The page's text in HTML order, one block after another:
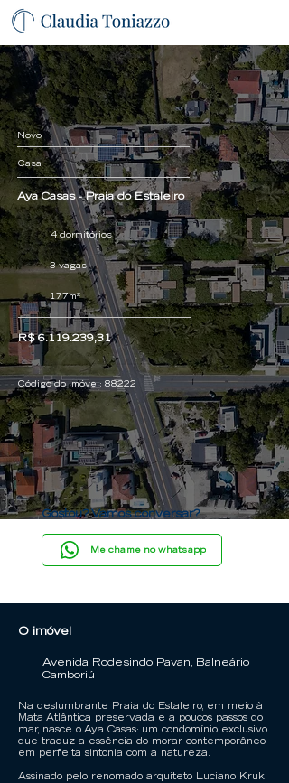
Novo
Casa
Aya Casas - Praia do Estaleiro
4 dormitórios
3 vagas
177m²
R$6.119.239,31
Código do imóvel: 88222
Gostou? Vamos conversar?
Me chame no whatsapp
O imóvel
Avenida Rodesindo Pavan, Balneário
Camboriú
Na deslumbrante Praia do Estaleiro, em meio à
Mata Atlântica preservada e a poucos passos do
mar, nasce o Aya Casas: um condomínio exclusivo
que traduz a essência do morar contemporâneo
em perfeita sintonia com a natureza.
Assinado pelo renomado arquiteto Luciano Kruk,